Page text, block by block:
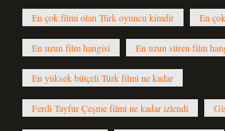
En çok filmi olan Türk oyuncu kimdir En
En uzun film hangisi En uzun süren film
En yüksek bütçeli Türk filmi ne kadar
Ferdi Tayfur Çeşme filmi ne kadar izlendi